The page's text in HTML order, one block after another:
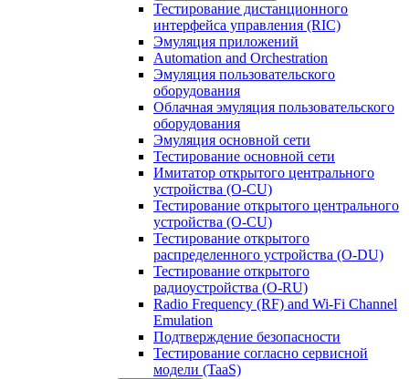
Тестирование дистанционного
интерфейса управления (RIC)
Эмуляция приложений
Automation and Orchestration
Эмуляция пользовательского
оборудования
Облачная эмуляция пользовательского
оборудования
Эмуляция основной сети
Тестирование основной сети
Имитатор открытого центрального
устройства (O-CU)
Тестирование открытого центрального
устройства (O-CU)
Тестирование открытого
распределенного устройства (O-DU)
Тестирование открытого
радиоустройства (O-RU)
Radio Frequency (RF) and Wi-Fi Channel
Emulation
Подтверждение безопасности
Тестирование согласно сервисной
модели (TaaS)